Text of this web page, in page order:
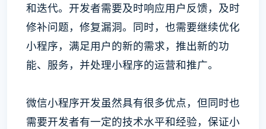
和迭代。开发者需要及时响应用户反馈，及时
修补问题，修复漏洞。同时，也需要继续优化
小程序，满足用户的新的需求，推出新的功
能、服务，并处理小程序的运营和推广。
微信小程序开发虽然具有很多优点，但同时也
需要开发者有一定的技术水平和经验，保证小